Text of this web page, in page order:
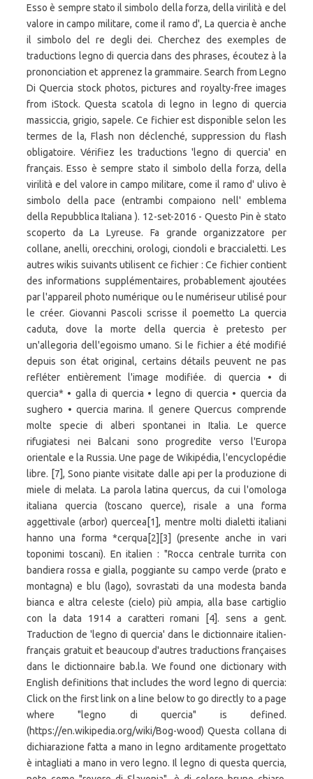
Esso è sempre stato il simbolo della forza, della virilità e del
valore in campo militare, come il ramo d', La quercia è anche
il simbolo del re degli dei. Cherchez des exemples de
traductions legno di quercia dans des phrases, écoutez à la
prononciation et apprenez la grammaire. Search from Legno
Di Quercia stock photos, pictures and royalty-free images
from iStock. Questa scatola di legno in legno di quercia
massiccia, grigio, sapele. Ce fichier est disponible selon les
termes de la, Flash non déclenché, suppression du flash
obligatoire. Vérifiez les traductions 'legno di quercia' en
français. Esso è sempre stato il simbolo della forza, della
virilità e del valore in campo militare, come il ramo d' ulivo è
simbolo della pace (entrambi compaiono nell' emblema
della Repubblica Italiana ). 12-set-2016 - Questo Pin è stato
scoperto da La Lyreuse. Fa grande organizzatore per
collane, anelli, orecchini, orologi, ciondoli e braccialetti. Les
autres wikis suivants utilisent ce fichier : Ce fichier contient
des informations supplémentaires, probablement ajoutées
par l'appareil photo numérique ou le numériseur utilisé pour
le créer. Giovanni Pascoli scrisse il poemetto La quercia
caduta, dove la morte della quercia è pretesto per
un'allegoria dell'egoismo umano. Si le fichier a été modifié
depuis son état original, certains détails peuvent ne pas
refléter entièrement l'image modifiée. di quercia • di
quercia* • galla di quercia • legno di quercia • quercia da
sughero • quercia marina. Il genere Quercus comprende
molte specie di alberi spontanei in Italia. Le querce
rifugiatesi nei Balcani sono progredite verso l'Europa
orientale e la Russia. Une page de Wikipédia, l'encyclopédie
libre. [7], Sono piante visitate dalle api per la produzione di
miele di melata. La parola latina quercus, da cui l'omologa
italiana quercia (toscano querce), risale a una forma
aggettivale (arbor) quercea[1], mentre molti dialetti italiani
hanno una forma *cerqua[2][3] (presente anche in vari
toponimi toscani). En italien : "Rocca centrale turrita con
bandiera rossa e gialla, poggiante su campo verde (prato e
montagna) e blu (lago), sovrastati da una modesta banda
bianca e altra celeste (cielo) più ampia, alla base cartiglio
con la data 1914 a caratteri romani [4]. sens a gent.
Traduction de 'legno di quercia' dans le dictionnaire italien-
français gratuit et beaucoup d'autres traductions françaises
dans le dictionnaire bab.la. We found one dictionary with
English definitions that includes the word legno di quercia:
Click on the first link on a line below to go directly to a page
where "legno di quercia" is defined.
(https://en.wikipedia.org/wiki/Bog-wood) Questa collana di
dichiarazione fatta a mano in legno arditamente progettato
è intagliati a mano in vero legno. Il legno di questa quercia,